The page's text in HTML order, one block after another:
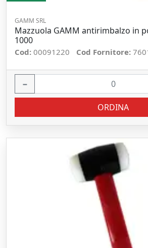
GAMM SRL
Mazzuola GAMM antirimbalzo in
1000
Cod: 00091220 Cod Fornitore:
−
ORDINA